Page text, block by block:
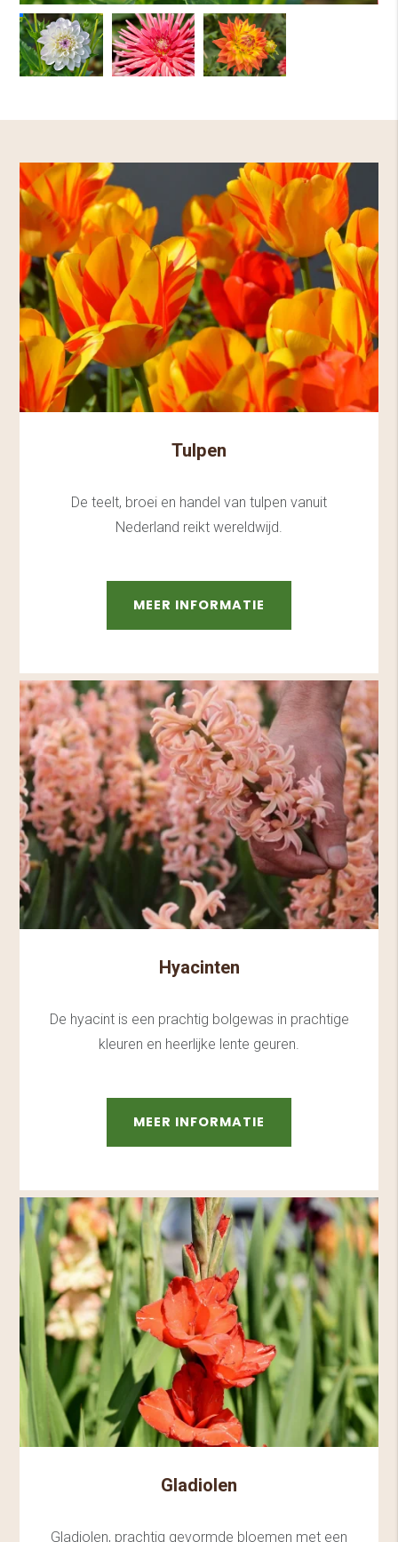
Tulpen
De teelt, broei en handel van tulpen vanuit
Nederland reikt wereldwijd.
MEER INFORMATIE
Hyacinten
De hyacint is een prachtig bolgewas in prachtige
kleuren en heerlijke lente geuren.
MEER INFORMATIE
Gladiolen
Gladiolen, prachtig gevormde bloemen met een